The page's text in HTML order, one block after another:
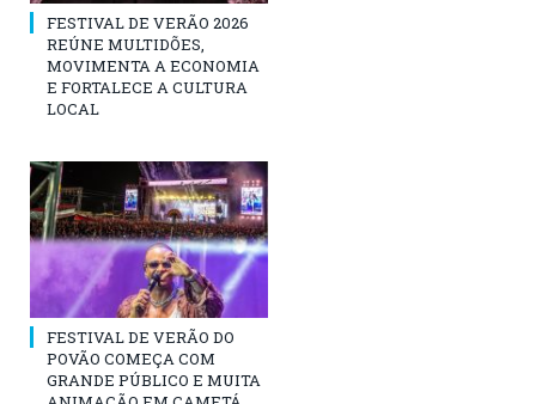
FESTIVAL DE VERÃO 2026
REÚNE MULTIDÕES,
MOVIMENTA A ECONOMIA
E FORTALECE A CULTURA
LOCAL
FESTIVAL DE VERÃO DO
POVÃO COMEÇA COM
GRANDE PÚBLICO E MUITA